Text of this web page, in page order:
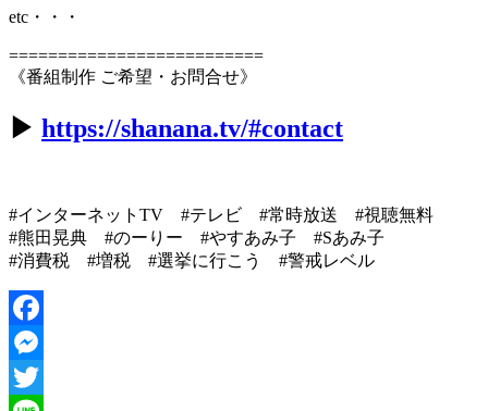
etc・・・
==========================
《番組制作 ご希望・お問合せ》
▶︎ https://shanana.tv/#contact
#インターネットTV #テレビ #常時放送 #視聴無料
#熊田晃典 #のーりー #やすあみ子 #Sあみ子
#消費税 #増税 #選挙に行こう #警戒レベル